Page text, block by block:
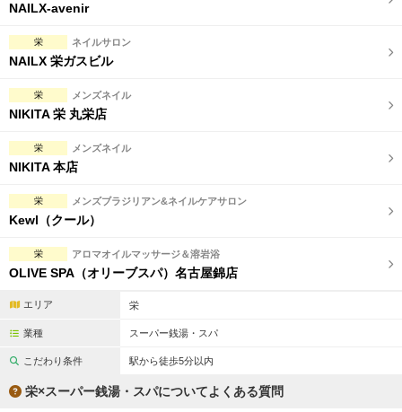
NAILX-avenir
栄 ネイルサロン
NAILX 栄ガスビル
栄 メンズネイル
NIKITA 栄 丸栄店
栄 メンズネイル
NIKITA 本店
栄 メンズブラジリアン&ネイルケアサロン
Kewl（クール）
栄 アロマオイルマッサージ＆溶岩浴
OLIVE SPA（オリーブスパ）名古屋錦店
エリア 栄
業種 スーパー銭湯・スパ
こだわり条件 駅から徒歩5分以内
栄×スーパー銭湯・スパについてよくある質問